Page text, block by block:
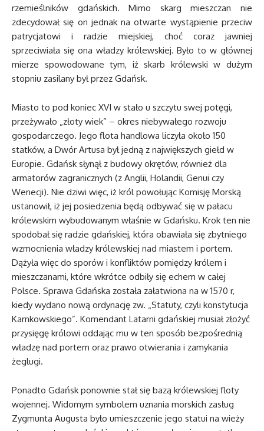
rzemieślników gdańskich. Mimo skarg mieszczan nie
zdecydował się on jednak na otwarte wystąpienie przeciw
patrycjatowi i radzie miejskiej, choć coraz jawniej
sprzeciwiała się ona władzy królewskiej. Było to w głównej
mierze spowodowane tym, iż skarb królewski w dużym
stopniu zasilany był przez Gdańsk.
Miasto to pod koniec XVI w stało u szczytu swej potęgi,
przeżywało „złoty wiek” – okres niebywałego rozwoju
gospodarczego. Jego flota handlowa liczyła około 150
statków, a Dwór Artusa był jedną z największych giełd w
Europie. Gdańsk słynął z budowy okrętów, również dla
armatorów zagranicznych (z Anglii, Holandii, Genui czy
Wenecji). Nie dziwi więc, iż król powołując Komisję Morską
ustanowił, iż jej posiedzenia będą odbywać się w pałacu
królewskim wybudowanym właśnie w Gdańsku. Krok ten nie
spodobał się radzie gdańskiej, która obawiała się zbytniego
wzmocnienia władzy królewskiej nad miastem i portem.
Dążyła więc do sporów i konfliktów pomiędzy królem i
mieszczanami, które wkrótce odbiły się echem w całej
Polsce. Sprawa Gdańska została załatwiona na w 1570 r,
kiedy wydano nową ordynację zw. „Statuty, czyli konstytucja
Karnkowskiego”. Komendant Latarni gdańskiej musiał złożyć
przysięgę królowi oddając mu w ten sposób bezpośrednią
władzę nad portem oraz prawo otwierania i zamykania
żeglugi.
Ponadto Gdańsk ponownie stał się bazą królewskiej floty
wojennej. Widomym symbolem uznania morskich zasług
Zygmunta Augusta było umieszczenie jego statui na wieży